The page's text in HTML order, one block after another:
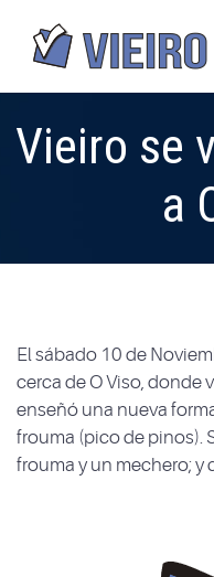
Vieiro se
a
El sábado 10 de
cerca de O Viso, donde
enseñó una nueva
frouma (pico de pinos).
frouma y un mechero; y